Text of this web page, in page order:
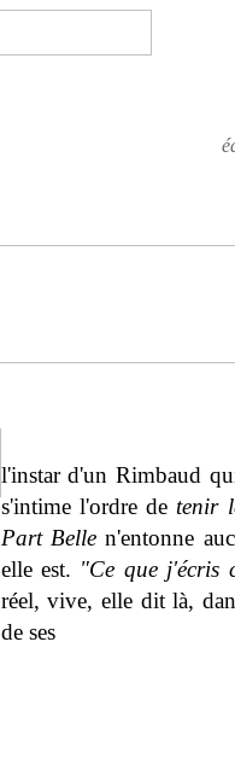
l'instar d'un Rimbaud
s'intime l'ordre de tenir
Part Bellen'entonne
elle est. "Ce que j'écris
réel, vive, elle dit là,
de ses